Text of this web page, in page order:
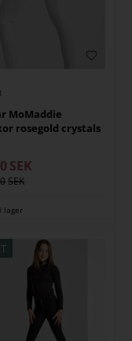
MoMaddie
rosegold crystals
SEK
lager